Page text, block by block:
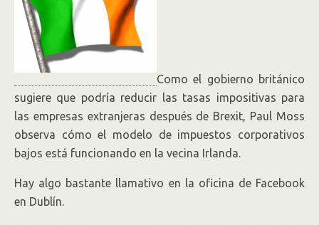
Como el gobierno británico
sugiere que podría reducir las tasas impositivas para
las empresas extranjeras después de Brexit, Paul Moss
observa cómo el modelo de impuestos corporativos
bajos está funcionando en la vecina Irlanda.
Hay algo bastante llamativo en la oficina de Facebook
en Dublín.